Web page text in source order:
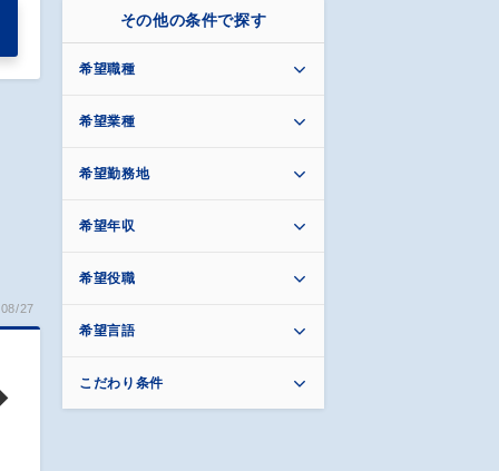
27
その他の条件で探す
希望職種
希望業種
希望勤務地
希望年収
希望役職
希望言語
こだわり条件